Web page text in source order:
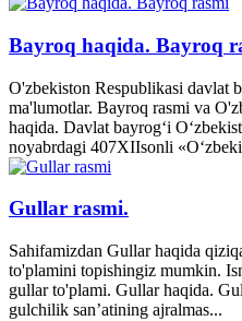
Bayroq haqida. Bayroq
O'zbekiston Respublikasi davlat
ma'lumotlar. Bayroq rasmi va
haqida. Davlat bayrog‘i
noyabrdagi 407­XII­sonli
Gullar rasmi.
Sahifamizdan Gullar haqida
to'plamini topishingiz mumkin.
gullar to'plami. Gullar haqida.
gulchilik san’atining ajralmas...